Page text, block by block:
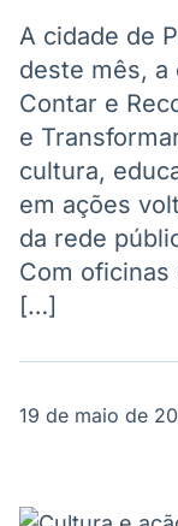
A cidade de
deste mês, a
Contar e
e
cultura,
em ações
da rede
Com
[…]
19 de maio de